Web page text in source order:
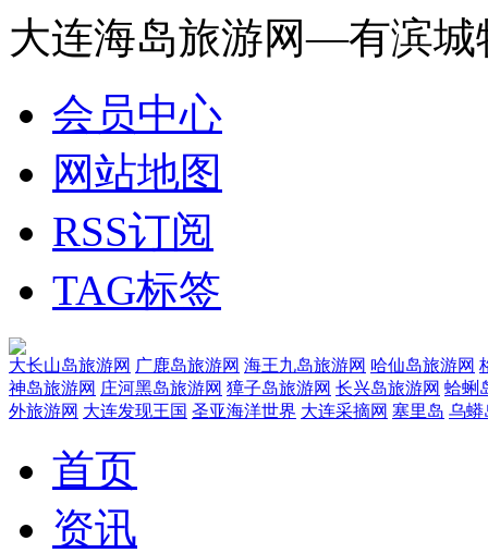
大连海岛旅游网—有滨城
会员中心
网站地图
RSS订阅
TAG标签
大长山岛旅游网 广鹿岛旅游网 海王九岛旅游网 哈仙岛旅游网
神岛旅游网 庄河黑岛旅游网 獐子岛旅游网 长兴岛旅游网 蛤蜊
外旅游网 大连发现王国 圣亚海洋世界 大连采摘网 塞里岛 乌蟒
首页
资讯